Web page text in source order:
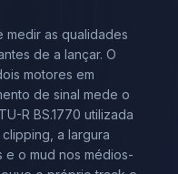
medir as qualidades
de a lançar. O
motores em
de sinal mede o
R BS.1770 utilizada
a largura
o mud nos médios-